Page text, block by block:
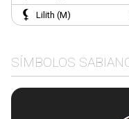
Lilith (M)
SÍMBOLOS